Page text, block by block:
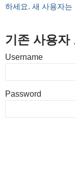
하세요. 새 사용자
기존 사용자
Username
Password